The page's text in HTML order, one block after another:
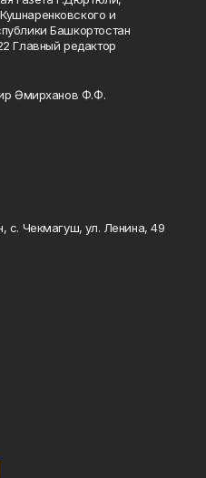
и
Башкортостан
Главный редактор
Әмирханов Ф.Ф.
с. Чекмагуш, ул. Ленина, 49